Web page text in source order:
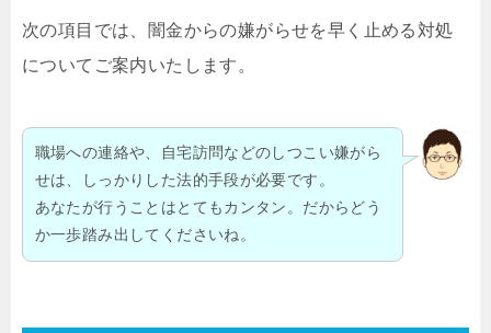
次の項目では、闇金からの嫌がらせを早く止める対処
についてご案内いたします。
職場への連絡や、自宅訪問などのしつこい嫌がら
せは、しっかりした法的手段が必要です。
あなたが行うことはとてもカンタン。だからどう
か一歩踏み出してくださいね。